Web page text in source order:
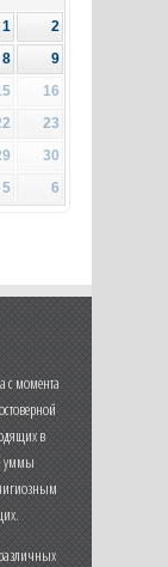
1
2
8
9
16
23
30
5 6
с момента
в
уммы